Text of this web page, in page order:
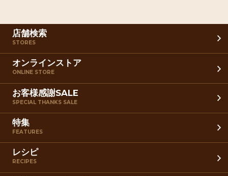
店舗検索
STORES
オンラインストア
ONLINE STORE
お客様感謝SALE
SPECIAL THANKS SALE
特集
FEATURES
レシピ
RECIPES